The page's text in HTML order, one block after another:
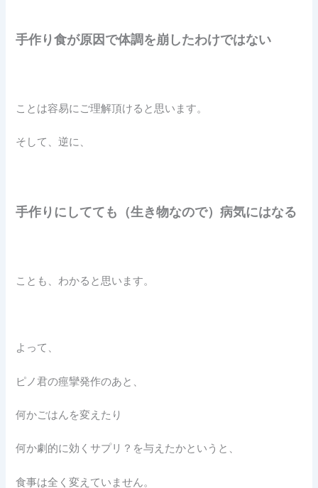
手作り食が原因で体調を崩したわけではない
ことは容易にご理解頂けると思います。
そして、逆に、
手作りにしてても（生き物なので）病気にはなる
ことも、わかると思います。
よって、
ピノ君の痙攣発作のあと、
何かごはんを変えたり
何か劇的に効くサプリ？を与えたかというと、
食事は全く変えていません。